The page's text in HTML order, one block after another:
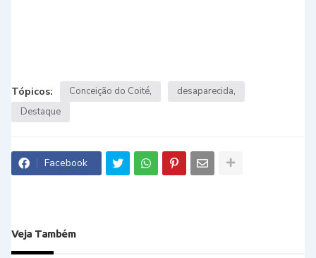
Tópicos: Conceição do Coité
desaparecida
Destaque
Facebook
Veja Também